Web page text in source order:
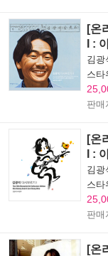
[온
I :
김광
스타
판매
[온
I :
김광
스타
판매
[온